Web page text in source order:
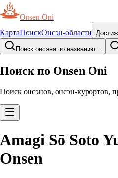
Onsen Oni
КартаПоискОнсэн-области
Поиск онсэна по названию...
Поиск по Onsen Oni
Поиск онсэнов, онсэн-курортов,
Amagi Sō Soto
Onsen